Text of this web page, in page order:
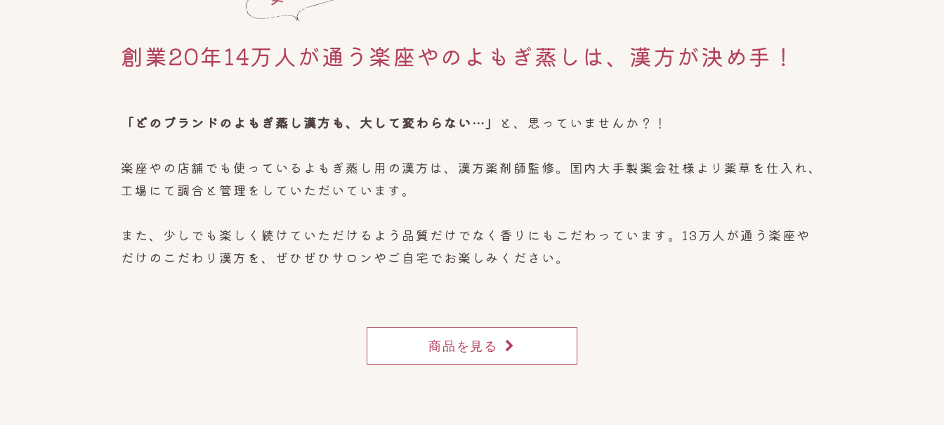
創業20年14万人が通う楽座やのよもぎ蒸しは、漢方が決め手！
「どのブランドのよもぎ蒸し漢方も、大して変わらない…」 と、思っていませんか？！
楽座やの店舗でも使っているよもぎ蒸し用の漢方は、漢方薬剤師監修。国内大手製薬会社様より薬草を 仕入れ、
工場にて調合と管理をしていただいています。
また、少しでも楽しく続けていただけるよう品質だけでなく香りにもこだわっています。13万人が通う楽座や
だけのこだわり漢方を、ぜひぜひサロンやご自宅でお楽しみください。
商品を見る